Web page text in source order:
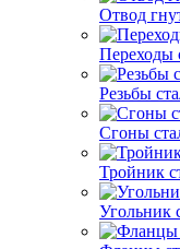
Отвод
Переходы
Резьбы
Сгоны
Тройник
Угольник